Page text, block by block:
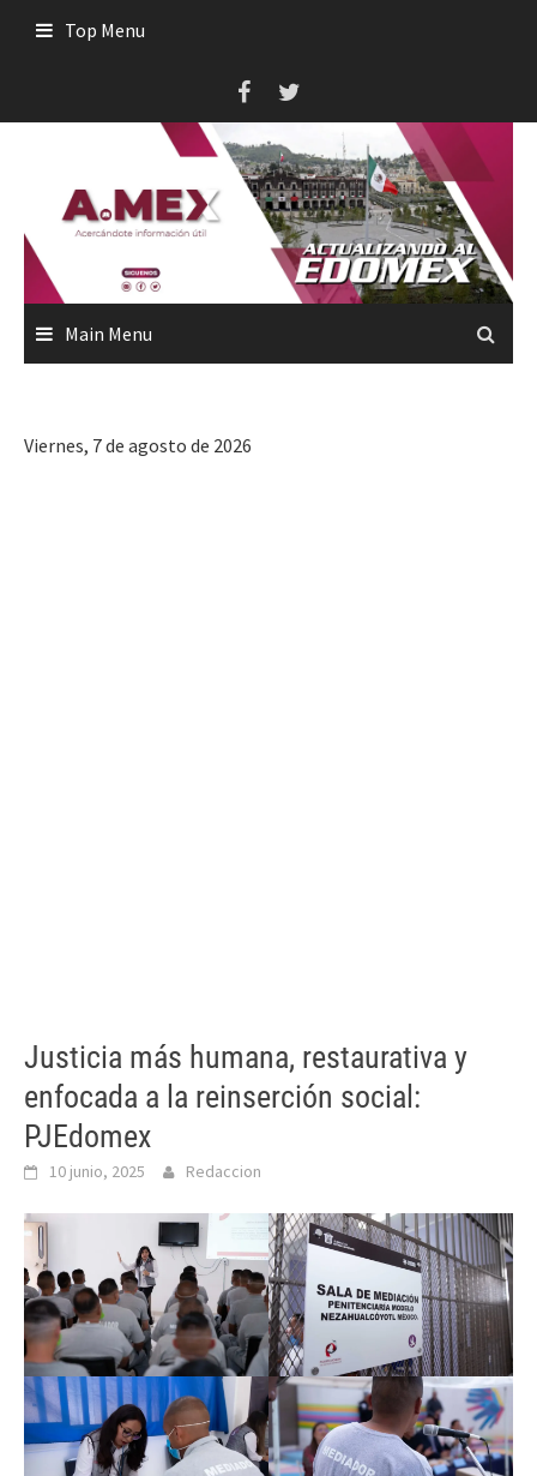
Top Menu
Main Menu
Viernes, 7 de agosto de 2026
Justicia más humana, restaurativa y
enfocada a la reinserción social:
PJEdomex
10 junio, 2025 Redaccion